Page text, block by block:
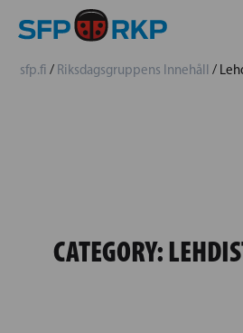
sfp.fi / Riksdagsgruppens Innehåll /
CATEGORY: